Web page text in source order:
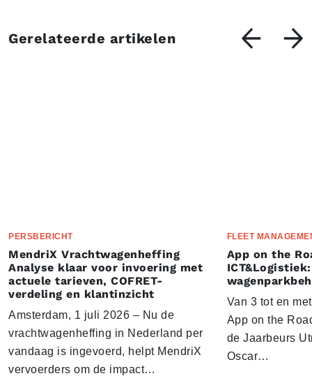
Gerelateerde artikelen
PERSBERICHT
MendriX Vrachtwagenheffing
Analyse klaar voor invoering met
actuele tarieven, COFRET-
verdeling en klantinzicht
Amsterdam, 1 juli 2026 – Nu de
vrachtwagenheffing in Nederland per
vandaag is ingevoerd, helpt MendriX
vervoerders om de impact…
FLEET
App on the
Van 3 tot en
App on the
de Jaarbeurs
Oscar…